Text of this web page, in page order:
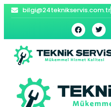
bilgi@24teknikservis.com.tr